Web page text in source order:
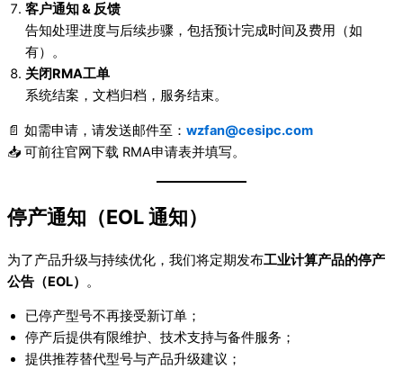
客户通知 & 反馈
告知处理进度与后续步骤，包括预计完成时间及费用（如
有）。
关闭RMA工单
系统结案，文档归档，服务结束。
📄 如需申请，请发送邮件至： wzfan@cesipc.com
📥 可前往官网下载 RMA申请表并填写。
停产通知（EOL 通知）
为了产品升级与持续优化，我们将定期发布工业计算产品的停产
公告（EOL） 。
已停产型号不再接受新订单；
停产后提供有限维护、技术支持与备件服务；
提供推荐替代型号与产品升级建议；